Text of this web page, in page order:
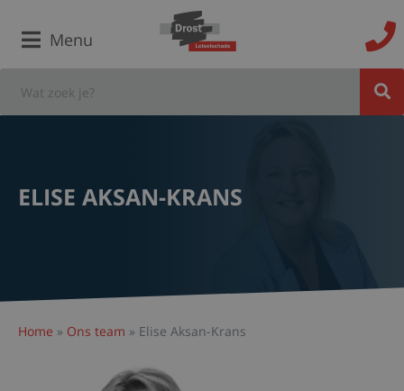
Menu
ELISE AKSAN-KRANS
Home » Ons team » Elise Aksan-Krans